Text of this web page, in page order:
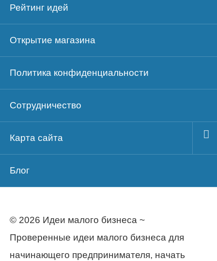
Рейтинг идей
Открытие магазина
Политика конфиденциальности
Сотрудничество
Карта сайта
Блог
© 2026 Идеи малого бизнеса ~
Проверенные идеи малого бизнеса для
начинающего предпринимателя, начать